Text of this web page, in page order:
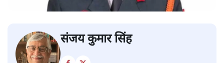
संजय कुमार सिंह